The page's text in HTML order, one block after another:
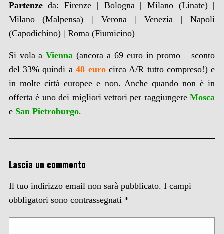
Partenzeda: Firenze | Bologna | Milano (Linate) |
Milano (Malpensa) | Verona | Venezia | Napoli
(Capodichino) | Roma (Fiumicino)
Si vola aVienna(ancora a 69 euro in promo – sconto
del 33% quindi a48 eurocirca A/R tutto compreso!) e
in molte città europee e non. Anche quando non è in
offerta è uno dei migliori vettori per raggiungereMosca
e San Pietroburgo.
Lascia un commento
Il tuo indirizzo email non sarà pubblicato. I campi
obbligatori sono contrassegnati *